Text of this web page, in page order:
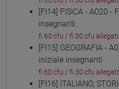
[FI14] FISICA - A020 -
insegnanti
fi 60 cfu / fi 30 cfu
[FI15] GEOGRAFIA -
iniziale insegnanti
fi 60 cfu / fi 30 cfu
[FI16] ITALIANO,